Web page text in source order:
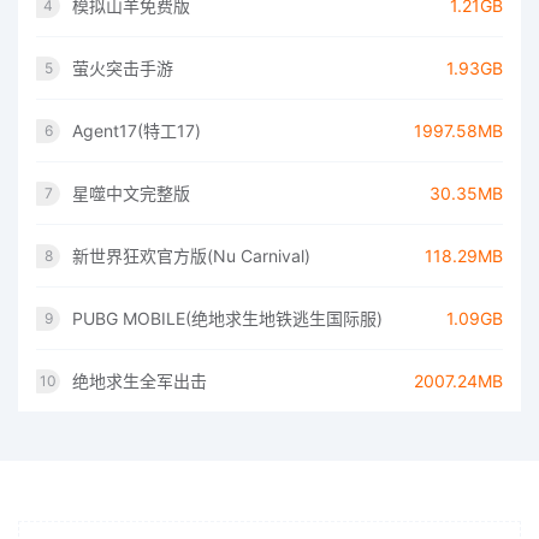
4 模拟山羊免费版 1.21GB
5 萤火突击手游 1.93GB
6 Agent17(特工17) 1997.58MB
7 星噬中文完整版 30.35MB
8 新世界狂欢官方版(Nu Carnival) 118.29MB
9 PUBG MOBILE(绝地求生地铁逃生国际服) 1.09GB
10 绝地求生全军出击 2007.24MB